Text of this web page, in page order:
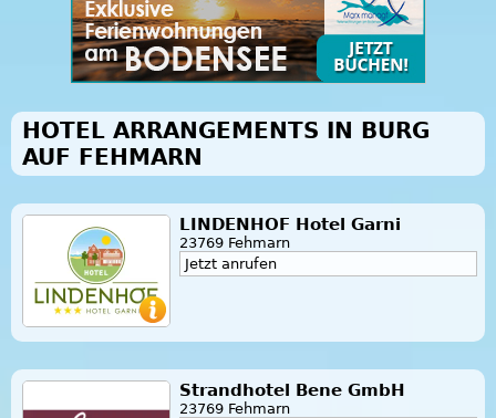
HOTEL ARRANGEMENTS IN BURG
AUF FEHMARN
LINDENHOF Hotel Garni
23769 Fehmarn
Jetzt anrufen
Strandhotel Bene GmbH
23769 Fehmarn